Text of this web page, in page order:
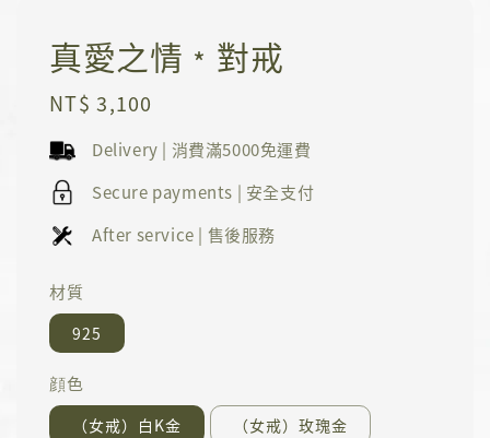
真愛之情﹡對戒
Regular
NT$ 3,100
Delivery | 消費滿5000免運費
Secure payments | 安全支付
After service | 售後服務
材質
925
顔色
（女戒）白K金 （女戒）玫瑰金